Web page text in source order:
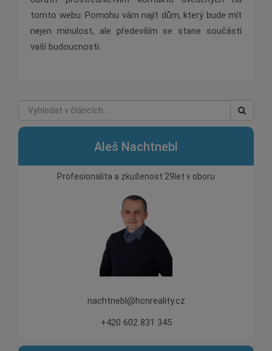
tomto webu. Pomohu vám najít dům, který bude mít
nejen minulost, ale především se stane součástí
vaší budoucnosti.
Aleš Nachtnebl
Profesionalita a zkušenost 29let v oboru
nachtnebl@hcnreality.cz
+420 602 831 345